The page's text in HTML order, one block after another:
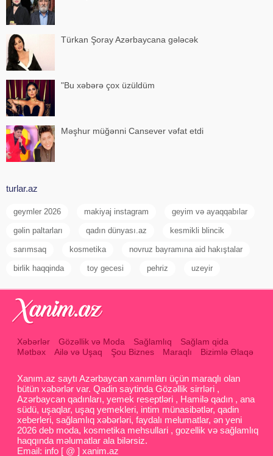
Türkan Şoray Azərbaycana gələcək
"Bu xəbərə çox üzüldüm
Məşhur müğənni Cansever vəfat etdi
turlar.az
geymler 2026 makiyaj instagram geyim və ayaqqabılar
gəlin paltarları qadın dünyası.az kesmikli blincik
sarımsaq kosmetika novruz bayramına aid hakıştalar
birlik haqqinda toy gecesi pehriz uzeyir
Xəbərlər Gözəllik və Moda Sağlamlıq
Sağlam qida
Mətbəx
Ailə və Uşaq Şou Biznes Maraqlı Bizimlə Əlaqə
Xanım.az saytı Azərbaycan xanımları üçün maraqlı olan
bütün xəbərlər var. Qadin saytinda Gözəllik sirrləri ,
Azərbaycan qadınları, yemek reseptləri , Hamilə qadın , ana
südü, uşaqlar, uşaq yemekleri, intim münasibətlər, qadin
xeberleri, sağlamlıq xəbərləri, faydalı melumatlar, ən yeni
2026 deb moda, kosmetika mehsullari , gozellik və sağlamlıq
haqqında məlumatlar ala bilərsiz.
Email: info [ @ ] xanim.az